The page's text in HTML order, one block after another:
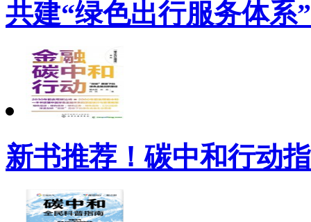
共建“绿色出行服务体系
新书推荐！碳中和行动